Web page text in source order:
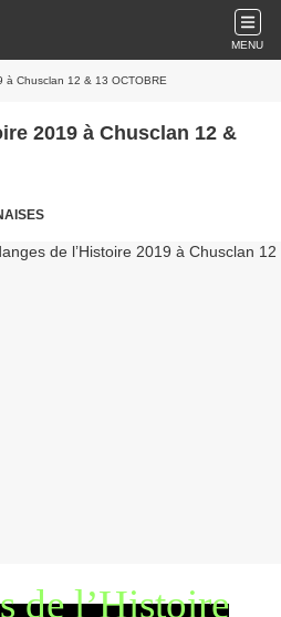
MENU
à Chusclan 12 & 13 OCTOBRE
2019 à Chusclan 12 &
de l’Histoire